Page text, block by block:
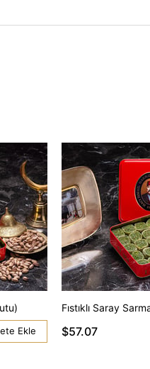
Ekle
Fıstıklı Saray
$57.07